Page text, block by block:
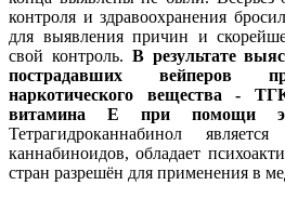
контроля и здравоохранения
для выявления причин и
свой контроль. В результате
пострадавших вейперов
наркотического вещества -
витамина Е при помощи
Тетрагидроканнабинол
каннабиноидов, обладает
стран разрешён для применения в